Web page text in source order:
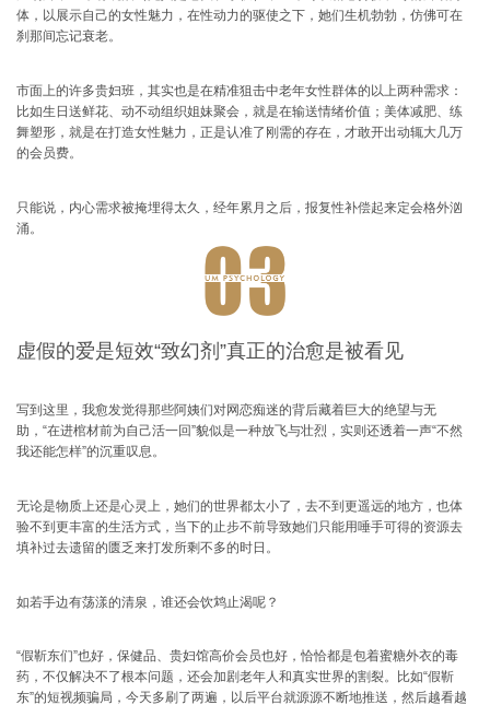
体，以展示自己的女性魅力， 在性动力的驱使之下，她们生机勃勃，仿佛可在
刹那间忘记衰老。
市面上的许多贵妇班，其实也是在精准狙击中老年女性群体的以上两种需求：
比如生日送鲜花、动不动组织姐妹聚会，就是在输送情绪价值；美体减肥、练
舞塑形，就是在打造女性魅力，正是认准了刚需的存在，才敢开出动辄大几万
的会员费。
只能说，内心需求被掩埋得太久，经年累月之后，报复性补偿起来定会格外汹
涌。
虚假的爱是短效“致幻剂”真正的治愈是被看见
写到这里，我愈发觉得那些阿姨们对网恋痴迷的背后藏着巨大的绝望与无
助，“在进棺材前为自己活一回”貌似是一种放飞与壮烈，实则还透着一声“不然
我还能怎样”的沉重叹息。
无论是物质上还是心灵上，她们的世界都太小了，去不到更遥远的地方，也体
验不到更丰富的生活方式，当下的止步不前导致她们只能用唾手可得的资源去
填补过去遗留的匮乏来打发所剩不多的时日。
如若手边有荡漾的清泉，谁还会饮鸩止渴呢？
“假靳东们”也好，保健品、贵妇馆高价会员也好，恰恰都是包着蜜糖外衣的毒
药，不仅解决不了根本问题，还会加剧老年人和真实世界的割裂。比如“假靳
东”的短视频骗局，今天多刷了两遍，以后平台就源源不断地推送，然后越看越